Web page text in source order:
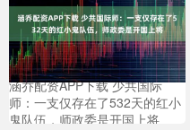
涵乔配资APP下载 少共国际
师：一支仅存在了532天的红小
鬼队伍，师政委是开国上将